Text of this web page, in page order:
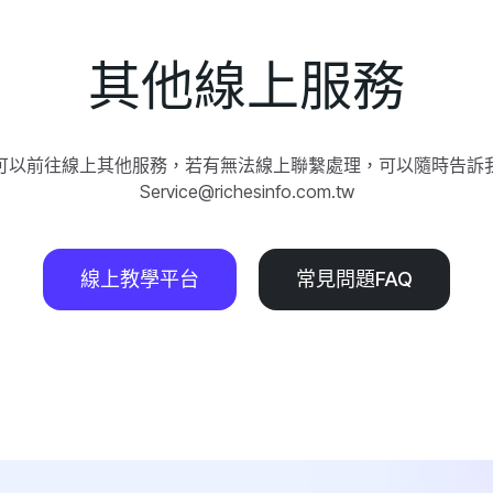
其他線上服務
以前往線上其他服務，若有無法線上聯繫處理，可以隨時告訴
Service@richesinfo.com.tw
線上教學平台 常見問題FAQ